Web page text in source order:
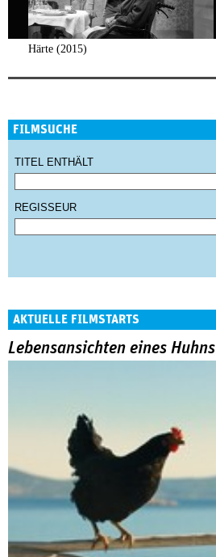
Härte (2015)
FILMSUCHE
TITEL ENTHÄLT
REGISSEUR
AKTUELLE FILMSTARTS
Lebensansichten eines Huhns